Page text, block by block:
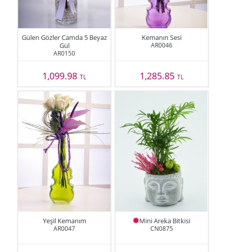
Gülen Gözler Camda 5 Beyaz
Gül
AR0150
1,099.98TL
Kemanın Sesi
AR0046
1,285.85 TL
Yeşil Kemanım
AR0047
Mini Areka Bitkisi
CN0875